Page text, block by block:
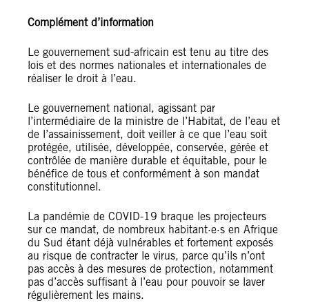
Complément d’information
Le gouvernement sud-africain est tenu au titre des
lois et des normes nationales et internationales de
réaliser le droit à l’eau.
Le gouvernement national, agissant par
l’intermédiaire de la ministre de l’Habitat, de l’eau et
de l’assainissement, doit veiller à ce que l’eau soit
protégée, utilisée, développée, conservée, gérée et
contrôlée de manière durable et équitable, pour le
bénéfice de tous et conformément à son mandat
constitutionnel.
La pandémie de COVID-19 braque les projecteurs
sur ce mandat, de nombreux habitant·e·s en Afrique
du Sud étant déjà vulnérables et fortement exposés
au risque de contracter le virus, parce qu’ils n’ont
pas accès à des mesures de protection, notamment
pas d’accès suffisant à l’eau pour pouvoir se laver
régulièrement les mains.